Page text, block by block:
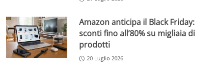
Amazon anticipa il Black Friday:
sconti fino all’80% su migliaia di
prodotti
20 Luglio 2026